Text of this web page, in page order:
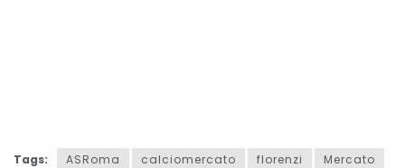
Tags: ASRoma calciomercato florenzi Mercato